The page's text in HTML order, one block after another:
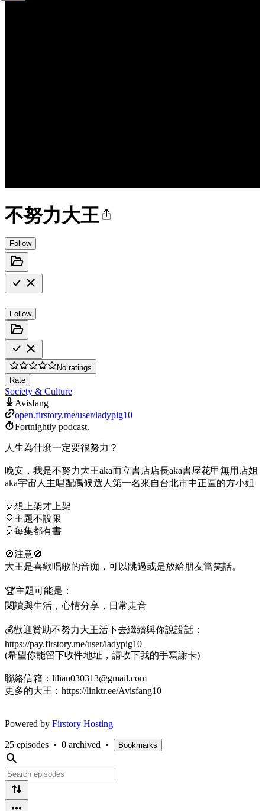
不努力大王
Follow
Follow
No ratings
Rate
Society & Culture
Avisfang
open.firstory.me/user/ladypig10
Fortnightly podcast.
人生為什麼一定要很努力？
晚安，我是不努力大王aka而立書店店長aka書屋花甲無用店姐
aka宇宙人主唱配偶候選人第一名來自台北市中正區的方小姐
🎈想上架才上架
🎈主題不設限
🎈每集都有書
🚫注意🚫
大王是喜歡唱歌的音痴，可以跳過或是放給朋友當笑話。
🏆主題可能是：
閱讀與生活，心情分享，日常走音
💰歡迎贊助不努力大王活下去繼續與你說說話：
https://pay.firstory.me/user/ladypig10
(希望你能留下收件地址，請收下我的手寫謝卡)
聯絡信箱：lilian030313@gmail.com
更多的大王：https://linktr.ee/Avisfang10
Powered by Firstory Hosting
25 episodes • 0 archived • Bookmarks